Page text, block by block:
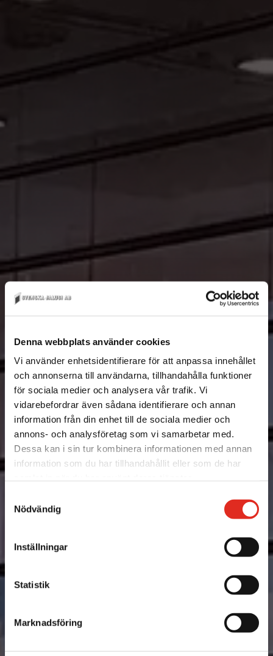
Denna webbplats använder cookies
Vi använder enhetsidentifierare för att anpassa innehållet
och annonserna till användarna, tillhandahålla funktioner
för sociala medier och analysera vår trafik. Vi
vidarebefordrar även sådana identifierare och annan
information från din enhet till de sociala medier och
annons- och analysföretag som vi samarbetar med.
Dessa kan i sin tur kombinera informationen med annan
information som du har tillhandahållit eller som de har
Nödvändig
Inställningar
Statistik
Marknadsföring
Vår långa erfarenhet av
jalusier, rullgaller & brandskyddsportar
din trygghet
Svenska Jalusi AB erbjuder
alla typer av jalusier, rullgaller och
Sedan starten 1983 är vi stolta över att erbjuda beprövade produkter
och lösningar inom vårt segment. Vårt mål är att skapa skräddarsydda